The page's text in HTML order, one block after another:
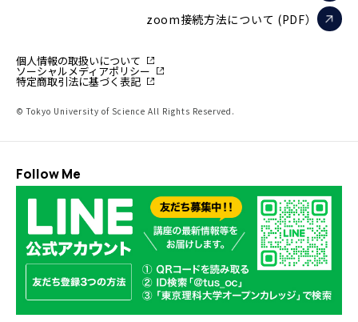
zoom接続方法について (PDF）
個人情報の取扱いについて
ソーシャルメディアポリシー
特定商取引法に基づく表記
© Tokyo University of Science All Rights Reserved.
Follow Me